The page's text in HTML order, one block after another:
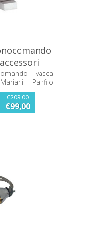
212/PFvasca
Panfilo
€203,00
€99,00